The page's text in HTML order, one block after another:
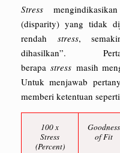
Stress
(disparity) yang tidak
rendah stress,
dihasilkan”.
berapastress masih
Untuk menjawab
memberi ketentuan
100 x
Stress
(Percent)
Goodness
of Fit